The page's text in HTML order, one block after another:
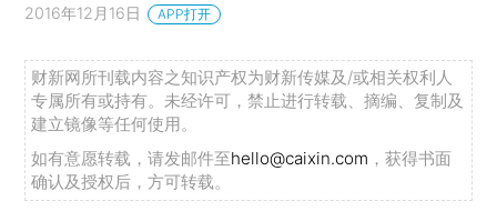
2016年12月16日 APP打开
财新网所刊载内容之知识产权为财新传媒及/或相关权利人
专属所有或持有。未经许可，禁止进行转载、摘编、复制及
建立镜像等任何使用。
如有意愿转载，请发邮件至hello@caixin.com ，获得书面
确认及授权后，方可转载。